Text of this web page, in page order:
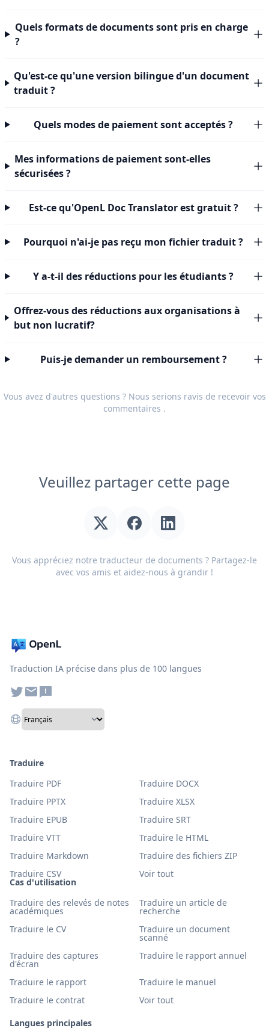
Quels formats de documents sont pris en charge
?
Qu'est-ce qu'une version bilingue d'un document
traduit ?
Quels modes de paiement sont acceptés ?
Mes informations de paiement sont-elles
sécurisées ?
Est-ce qu'OpenL Doc Translator est gratuit ?
Pourquoi n'ai-je pas reçu mon fichier traduit ?
Y a-t-il des réductions pour les étudiants ?
Offrez-vous des réductions aux organisations à
but non lucratif?
Puis-je demander un remboursement ?
Vous avez d'autres questions ? Nous serions ravis de recevoir vos
commentaires .
Veuillez partager cette page
Vous appréciez notre traducteur de documents ? Partagez-le
avec vos amis et aidez-nous à grandir !
Traduction IA précise dans plus de 100 langues
Cas d'utilisation
Traduire des relevés de notes
académiques
Traduire un article de
recherche
Traduire le CV
Traduire un document
scanné
Traduire des captures
d'écran
Traduire le rapport annuel
Traduire le rapport
Traduire le manuel
Traduire le contrat
Voir tout
Langues principales
Traduire
Traduire PDF
Traduire DOCX
Traduire PPTX
Traduire XLSX
Traduire EPUB
Traduire SRT
Traduire VTT
Traduire le HTML
Traduire Markdown
Traduire des fichiers ZIP
Traduire CSV
Voir tout